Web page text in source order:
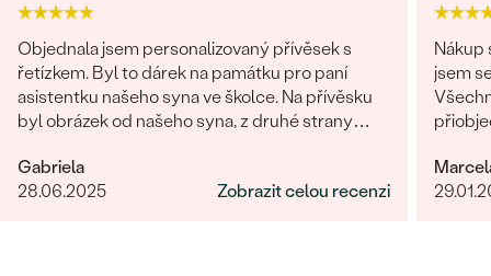
Objednala jsem personalizovaný přívěsek s
řetízkem. Byl to dárek na památku pro paní
asistentku našeho syna ve školce. Na přívěsku
byl obrázek od našeho syna, z druhé strany
dořešili jsme všechny detaily objednávky. Šperk
je nádherný, udělal velikou radost, je originální a
Gabriela
28.06.2025
Zobrazit celou recenzi
Nákup
jsem